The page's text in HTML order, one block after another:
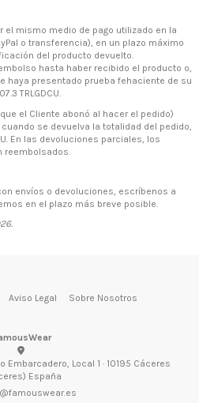
el mismo medio de pago utilizado en la
o transferencia), en un plazo máximo
del producto devuelto.
hasta haber recibido el producto o,
haya presentado prueba fehaciente de su
TRLGDCU.
el Cliente abonó al hacer el pedido)
se devuelva la totalidad del pedido,
En las devoluciones parciales, los
reembolsados.
envíos o devoluciones, escríbenos a
en el plazo más breve posible.
Aviso Legal Sobre Nosotros
Local 1 · 10195 Cáceres
España